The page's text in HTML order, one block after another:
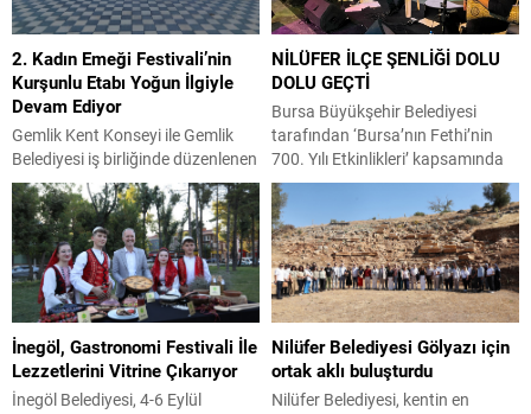
2. Kadın Emeği Festivali’nin
Kurşunlu Etabı Yoğun İlgiyle
Devam Ediyor
Gemlik Kent Konseyi ile Gemlik
Belediyesi iş birliğinde düzenlenen
2. Kadın Emeği Festivali’nin
Kurşunlu etabı, yoğun katılımla
başladı. Kurşunlu Yeni Kordon’da
kurulan stantlar, el emeği göz
nuru ürünleri vatandaşlarla
buluştururken, festival hafta sonu
boyunca ziyaretçilerini
ağırlamaya devam edecek.
Festivalin ikinci gününde Gemlik
Belediye Başkanı Şükrü Deviren,
NİLÜFER İLÇE ŞENLİĞİ DOLU
DOLU GEÇTİ
Bursa Büyükşehir Belediyesi
tarafından ‘Bursa’nın Fethi’nin
700. Yılı Etkinlikleri’ kapsamında
düzenlenen İlçe Şenlikleri’nin son
durağı Nilüfer oldu. Büyükşehir
Belediyesi Kültür, Sanat ve Sosyal
İşler Dairesi Başkanlığı
koordinasyonuyla Nilüfer Balkan
Bölge Parkı’nda gerçekleştirilen
etkinlikler, gün boyunca 7’den
70’e her yaştan vatandaşı bir
araya getirerek renkli görüntülere
sahne oldu. Şenlik kapsamında
İnegöl, Gastronomi Festivali İle
Lezzetlerini Vitrine Çıkarıyor
İnegöl Belediyesi, 4-6 Eylül
Nilüfer Belediyesi Gölyazı için
ortak aklı buluşturdu
Nilüfer Belediyesi, kentin en